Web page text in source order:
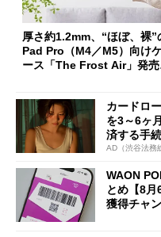
厚さ約1.2mm、“ほぼ、裸”
Pad Pro（M4／M5）向け
ース「The Frost Air」発
カードロ
を3～6ヶ
済する手
AD（渋谷法務
WAON
とめ【8
獲得チャ